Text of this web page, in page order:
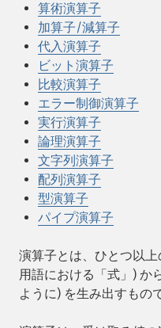
算術演算子
加算子/減算子
代入演算子
ビット演算子
比較演算子
エラー制御演算子
実行演算子
論理演算子
文字列演算子
配列演算子
型演算子
パイプ演算子
演算子とは、ひとつ以
用語における「式」) か
ように) を生み出すもの